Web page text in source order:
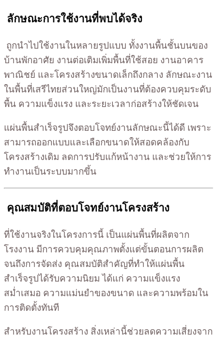
ลักษณะการใช้งานที่พบได้จริง
ถูกนำไปใช้งานในหลายรูปแบบ ทั้งงานพื้นชั้นบนของ
บ้านพักอาศัย งานต่อเติมเพิ่มพื้นที่ใช้สอย งานอาคาร
พาณิชย์ และโครงสร้างขนาดเล็กถึงกลาง ลักษณะงาน
ในพื้นที่เสรีไทยส่วนใหญ่มักเป็นงานที่ต้องควบคุมระดับ
พื้น ความแข็งแรง และระยะเวลาก่อสร้างให้ชัดเจน
แผ่นพื้นสำเร็จรูปจึงตอบโจทย์งานลักษณะนี้ได้ดี เพราะ
สามารถออกแบบและเลือกขนาดให้สอดคล้องกับ
โครงสร้างเดิม ลดการปรับแก้หน้างาน และช่วยให้การ
ทำงานเป็นระบบมากขึ้น
คุณสมบัติที่ตอบโจทย์งานโครงสร้าง
ที่ใช้งานจริงในโครงการนี้ เป็นแผ่นพื้นที่ผลิตจาก
โรงงาน มีการควบคุมคุณภาพตั้งแต่ขั้นตอนการผลิต
จนถึงการจัดส่ง คุณสมบัติสำคัญที่ทำให้แผ่นพื้น
สำเร็จรูปได้รับความนิยม ได้แก่ ความแข็งแรง
สม่ำเสมอ ความแม่นยำของขนาด และความพร้อมใน
การติดตั้งทันที
สำหรับงานโครงสร้าง สิ่งเหล่านี้ช่วยลดความเสี่ยงจาก